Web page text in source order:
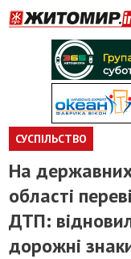
СУСПІЛЬСТВО
На
області
ДТП:
дорожні